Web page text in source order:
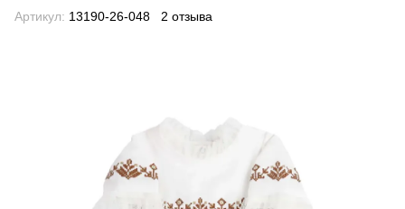
Артикул: 13190-26-048 2 отзыва